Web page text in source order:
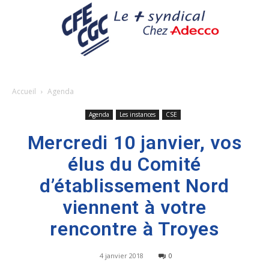
Accueil Agenda
Agenda Les instances CSE
Mercredi 10 janvier, vos
élus du Comité
d’établissement Nord
viennent à votre
rencontre à Troyes
4 janvier 2018 0